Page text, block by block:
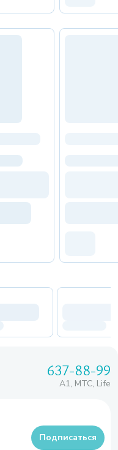
637-88-99
A1, МТС, Life
Подписаться